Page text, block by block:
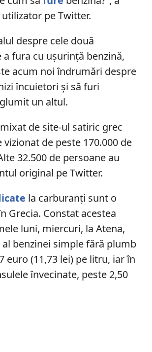
pe Twitter.
despre cele două
fura cu ușurință benzină,
acum noi îndrumări despre
încuietori și să furi
un altul.
de site-ul satiric grec
vizionat de peste 170.000 de
32.500 de persoane au
original pe Twitter.
la carburanți sunt o
Grecia. Constat acestea
luni, miercuri, la Atena,
benzinei simple fără plumb
euro (11,73 lei) pe litru, iar în
învecinate, peste 2,50